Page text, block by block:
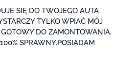
SIĘ DO TWOJEGO AUTA
TYLKO WPIĄĆ MÓJ
DO ZAMONTOWANIA,
SPRAWNY.POSIADAM